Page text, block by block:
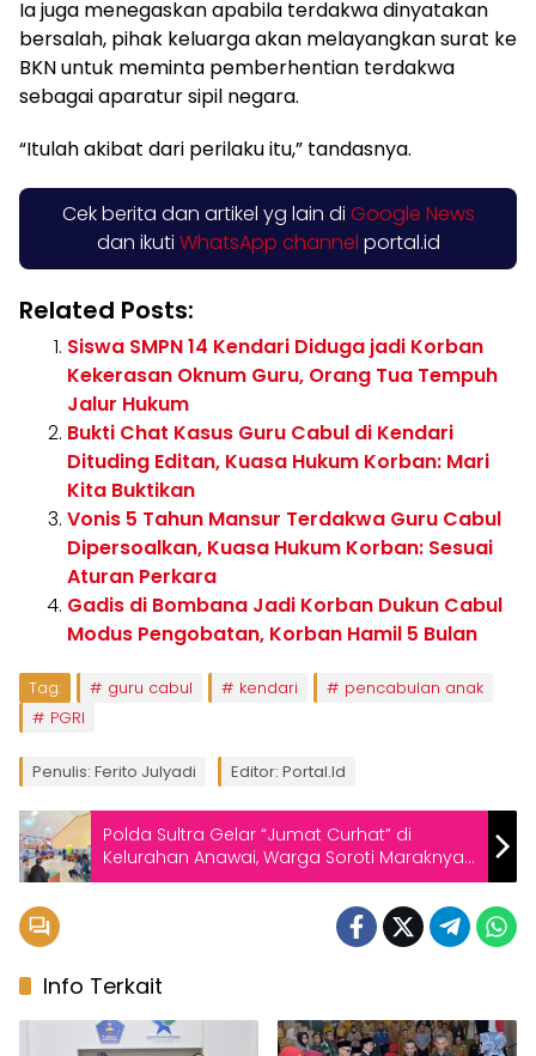
Ia juga menegaskan apabila terdakwa dinyatakan
bersalah, pihak keluarga akan melayangkan surat ke
BKN untuk meminta pemberhentian terdakwa
sebagai aparatur sipil negara.
“Itulah akibat dari perilaku itu,” tandasnya.
Cek berita dan artikel yg lain di Google News
dan ikuti WhatsApp channel portal.id
Related Posts:
Siswa SMPN 14 Kendari Diduga jadi Korban
Kekerasan Oknum Guru, Orang Tua Tempuh
Jalur Hukum
Bukti Chat Kasus Guru Cabul di Kendari
Dituding Editan, Kuasa Hukum Korban: Mari
Kita Buktikan
Vonis 5 Tahun Mansur Terdakwa Guru Cabul
Dipersoalkan, Kuasa Hukum Korban: Sesuai
Aturan Perkara
Gadis di Bombana Jadi Korban Dukun Cabul
Modus Pengobatan, Korban Hamil 5 Bulan
Tag: guru cabul kendari
pencabulan anak
PGRI
Penulis: Ferito Julyadi Editor: Portal.id
Polda Sultra Gelar “Jumat Curhat” di
Kelurahan Anawai, Warga Soroti Maraknya
Kekerasan Anak dan Minta Maksimalkan
Info Terkait